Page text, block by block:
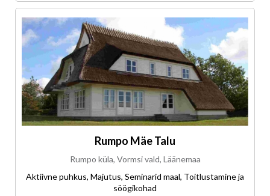
Rumpo Mäe Talu
Rumpo küla, Vormsi vald, Läänemaa
Aktiivne puhkus, Majutus, Seminarid maal, Toitlustamine ja
söögikohad